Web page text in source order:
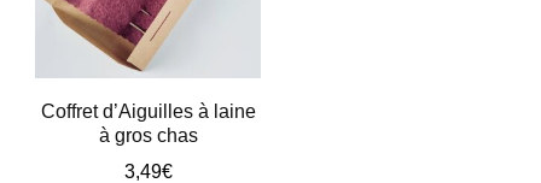
Coffret d’Aiguilles à laine
à gros chas
3,49€